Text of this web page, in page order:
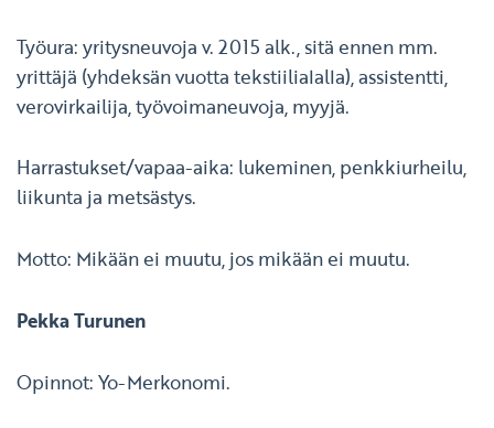
Työura: yritysneuvoja v. 2015 alk., sitä ennen mm.
yrittäjä (yhdeksän vuotta tekstiilialalla), assistentti,
verovirkailija, työvoimaneuvoja, myyjä.
Harrastukset/vapaa-aika: lukeminen, penkkiurheilu,
liikunta ja metsästys.
Motto: Mikään ei muutu, jos mikään ei muutu.
Pekka Turunen
Opinnot: Yo-Merkonomi.